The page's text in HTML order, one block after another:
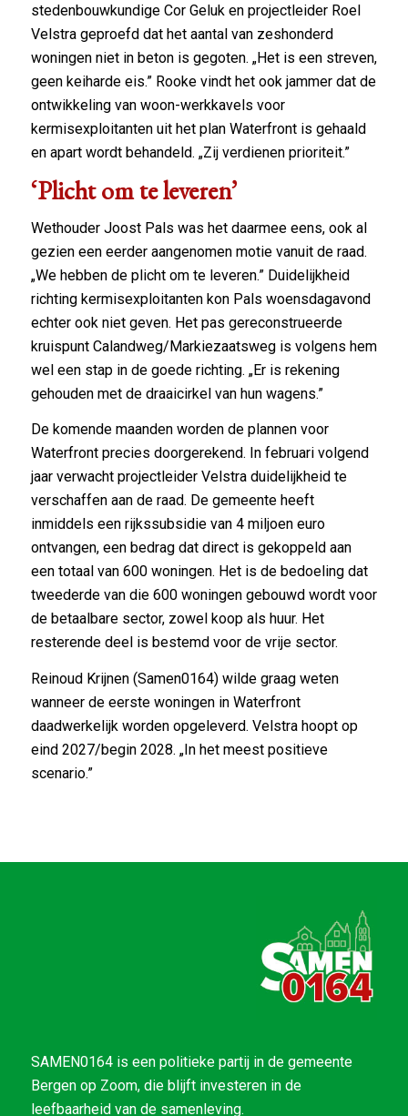
stedenbouwkundige Cor Geluk en projectleider Roel
Velstra geproefd dat het aantal van zeshonderd
woningen niet in beton is gegoten. „Het is een streven,
geen keiharde eis.” Rooke vindt het ook jammer dat de
ontwikkeling van woon-werkkavels voor
kermisexploitanten uit het plan Waterfront is gehaald
en apart wordt behandeld. „Zij verdienen prioriteit.”
‘Plicht om te leveren’
Wethouder Joost Pals was het daarmee eens, ook al
gezien een eerder aangenomen motie vanuit de raad.
„We hebben de plicht om te leveren.” Duidelijkheid
richting kermisexploitanten kon Pals woensdagavond
echter ook niet geven. Het pas gereconstrueerde
kruispunt Calandweg/Markiezaatsweg is volgens hem
wel een stap in de goede richting. „Er is rekening
gehouden met de draaicirkel van hun wagens.”
De komende maanden worden de plannen voor
Waterfront precies doorgerekend. In februari volgend
jaar verwacht projectleider Velstra duidelijkheid te
verschaffen aan de raad. De gemeente heeft
inmiddels een rijkssubsidie van 4 miljoen euro
ontvangen, een bedrag dat direct is gekoppeld aan
een totaal van 600 woningen. Het is de bedoeling dat
tweederde van die 600 woningen gebouwd wordt voor
de betaalbare sector, zowel koop als huur. Het
resterende deel is bestemd voor de vrije sector.
Reinoud Krijnen (Samen0164) wilde graag weten
wanneer de eerste woningen in Waterfront
daadwerkelijk worden opgeleverd. Velstra hoopt op
eind 2027/begin 2028. „In het meest positieve
scenario.”
SAMEN0164 is een politieke partij in de gemeente
Bergen op Zoom, die blijft investeren in de
leefbaarheid van de samenleving.